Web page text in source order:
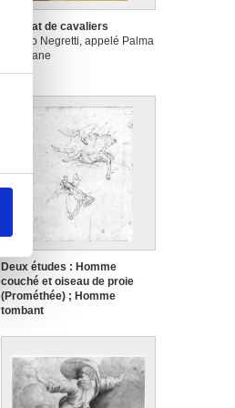
Combat de cavaliers
Jacopo Negretti, appelé Palma
il Giovane
Deux études : Homme
couché et oiseau de proie
(Prométhée) ; Homme
tombant